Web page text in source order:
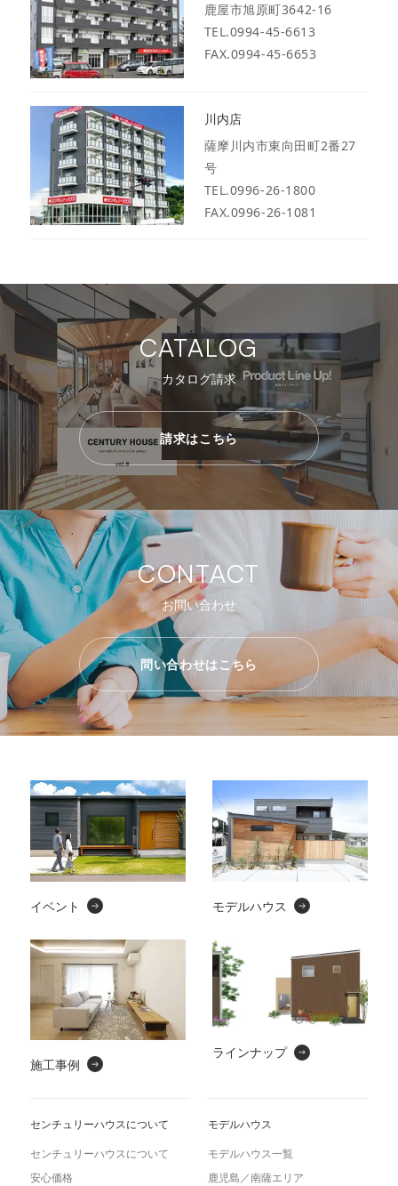
鹿屋市旭原町3642-16
TEL.0994-45-6613
FAX.0994-45-6653
川内店
薩摩川内市東向田町2番27
号
TEL.0996-26-1800
FAX.0996-26-1081
CATALOG
カタログ請求
請求はこちら
CONTACT
お問い合わせ
問い合わせはこちら
イベント モデルハウス
施工事例
ラインナップ
センチュリーハウスについて
センチュリーハウスについて
安心価格
モデルハウス
モデルハウス一覧
鹿児島／南薩エリア